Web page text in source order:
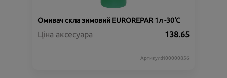
Омивач скла зимовий EUROREPAR 1л -30'C
Ціна аксесуара 138.65
Артикул:N00000856